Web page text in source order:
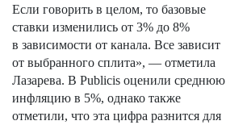
Если говорить в целом, то базовые
ставки изменились от 3% до 8%
в зависимости от канала. Все зависит
от выбранного сплита», — отметила
Лазарева. В Publicis оценили среднюю
инфляцию в 5%, однако также
отметили, что эта цифра разнится для